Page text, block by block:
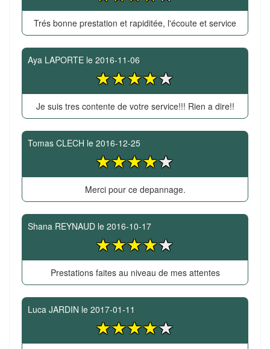
Trés bonne prestation et rapiditée, l'écoute et service
Aya LAPORTE le 2016-11-06
Je suis tres contente de votre service!!! Rien a dire!!
Tomas CLECH le 2016-12-25
Merci pour ce depannage.
Shana REYNAUD le 2016-10-17
Prestations faites au niveau de mes attentes
Luca JARDIN le 2017-01-11